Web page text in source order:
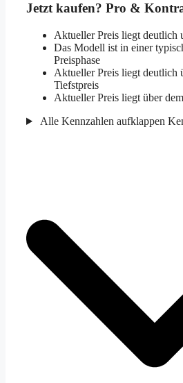
Jetzt kaufen? Pro &
Aktueller Preis liegt deutlich
Das Modell ist in einer
Preisphase
Aktueller Preis liegt deutlich
Tiefstpreis
Aktueller Preis liegt über
Alle Kennzahlen aufklappen